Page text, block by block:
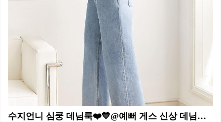
수지언니 심쿵 데님룩❤️💙@예뻐 게스 신상 데님과 함께한 DOTD(Denim of the Day)👖 #광고